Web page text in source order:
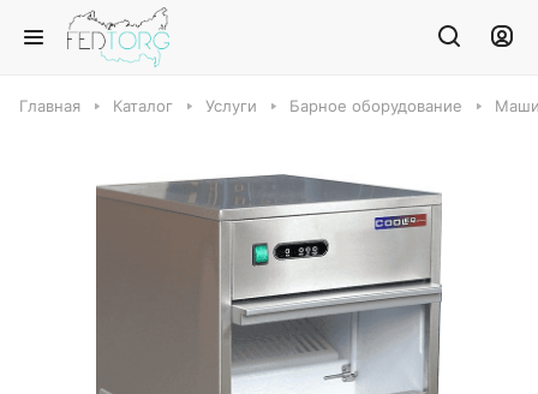
Главная Каталог Услуги Барное оборудование